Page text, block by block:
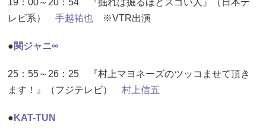
レビ系） 手越祐也 ※VTR出演
●関ジャニ∞
25：55～26：25 『村上マヨネーズのツッコませて頂き
ます！』（フジテレビ） 村上信五
● KAT-TUN